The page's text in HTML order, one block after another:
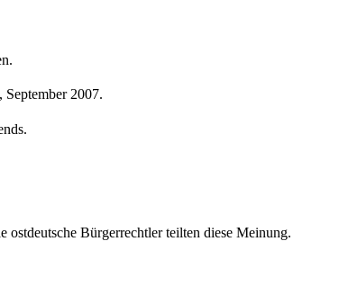
2007.
Bürgerrechtler teilten diese Meinung.